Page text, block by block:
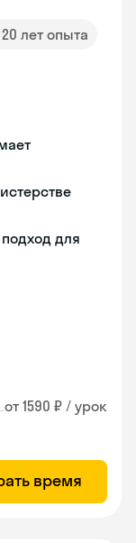
20 лет опыта
для
от 1590 ₽ / урок
время